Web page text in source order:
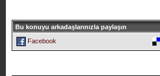
Bu konuyu arkadaşlarınızla paylaşın
Facebook